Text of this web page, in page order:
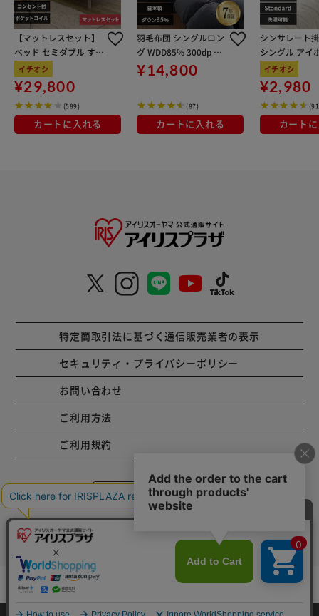
【マットレスセット】
ベッド セミダブル すの
こ 棚付き コンセント
高さ3段階 ホワイト+ポ
ケットコイルマットレ
ス 白
イチオシ
¥29,800
(589)
カートに入れる
羽毛布団 シングルロン
グ WDD85% 300dp 1.0
kg グレー
¥14,800
(87)
カートに入れる
シンサレート
シングル
イチオシ
¥2,980
カート
特定商取引法に基づく通信販売業者の表示
セキュリティ・プライバシーポリシー
お問い合わせ
ご利用方法
ご利用規約
コーポレートサイト
Copyright © 2001 IRISPLAZA. ALL Rights Reserved.